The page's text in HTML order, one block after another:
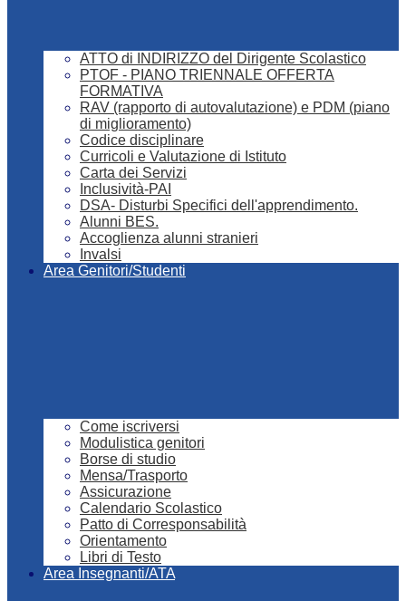
ATTO di INDIRIZZO del Dirigente Scolastico
PTOF - PIANO TRIENNALE OFFERTA
FORMATIVA
RAV (rapporto di autovalutazione) e PDM (piano
di miglioramento)
Codice disciplinare
Curricoli e Valutazione di Istituto
Carta dei Servizi
Inclusività-PAI
DSA- Disturbi Specifici dell'apprendimento.
Alunni BES.
Accoglienza alunni stranieri
Invalsi
Area Genitori/Studenti
Come iscriversi
Modulistica genitori
Borse di studio
Mensa/Trasporto
Assicurazione
Calendario Scolastico
Patto di Corresponsabilità
Orientamento
Libri di Testo
Area Insegnanti/ATA